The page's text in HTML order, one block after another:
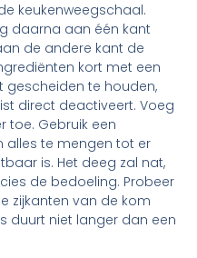
keukenweegschaal.
daarna aan één kant
de andere kant de
kort met een
gescheiden te houden,
direct deactiveert. Voeg
toe. Gebruik een
alles te mengen tot er
is. Het deeg zal nat,
de bedoeling. Probeer
zijkanten van de kom
duurt niet langer dan een